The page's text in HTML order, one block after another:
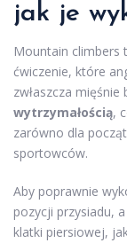
jak je
Mountain climbers
ćwiczenie, które
zwłaszcza
wytrzymałością,
zarówno dla
sportowców.
Aby poprawnie
pozycji przysiadu,
klatki piersiowej,